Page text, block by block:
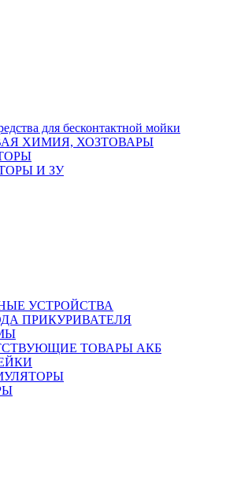
для бесконтактной мойки
ХИМИЯ, ХОЗТОВАРЫ
И ЗУ
УСТРОЙСТВА
ПРИКУРИВАТЕЛЯ
ТОВАРЫ АКБ